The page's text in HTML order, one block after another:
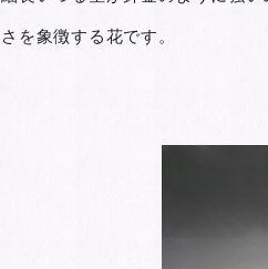
さを象徴する花です。